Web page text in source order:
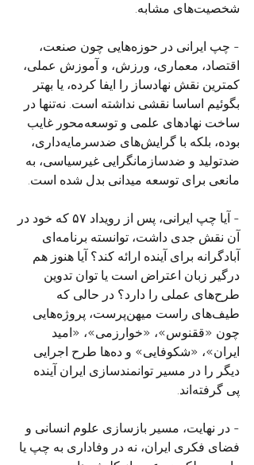
شخصیت‌های مشابه.
- چپ ایرانی در حوزه‌هایی چون صنعت،
اقتصاد، معماری، ورزش، و آموزش عملی،
کمترین نقش نهادساز را ایفا کرده، یا بهتر
بگوئیم اساسا نقشی نداشته است. نه‌تنها در
ساخت نهادهای علمی و توسعه‌محور غایب
بوده، بلکه با گرایش‌های ضدسرمایه‌داری،
ضدتولید و ضدسازمانگرایی غیرسیاسی، به
مانعی برای توسعه میدانی بدل شده است.
- آیا چپ ایرانی، پس از رویداد ۵۷ که خود در
آن نقش جدی داشت، توانسته برنامه‌ای
آبادگرانه برای آینده ارائه کند؟ آیا هنوز هم
درگیر زبان اعتراض است یا توان تدوین
طرح‌های عملی را دارد؟ در حالی که
طیف‌های راست میهن‌‌پرست، پروژه‌هایی
چون «ققنوس»، «خوارزمی»، «امید
ایران»، «شکوفایی» و ده‌ها طرح اجرایی
دیگر را در مسیر توانمندسازی ایران آینده
پی گرفته‌اند.
- در نهایت، مسیر بازسازی علوم انسانی و
فضای فکری ایران، نه در وفاداری به چپ یا